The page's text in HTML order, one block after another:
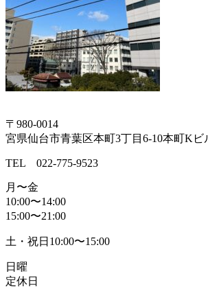
〒980-0014
宮県仙台市青葉区本町3丁目6-10本町Kビ
TEL 022-775-9523
月〜金
10:00〜14:00
15:00〜21:00
土・祝日10:00〜15:00
日曜
定休日